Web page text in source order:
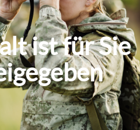
ist für Sie